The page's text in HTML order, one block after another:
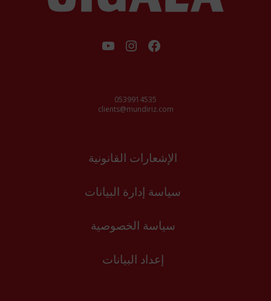
فيسبوكإنستجرام
يوتيوب
0539914535
clients@mundiriz.com
الإشعارات القانونية
سياسة إدارة البيانات
سياسة الخصوصية
إعداد البيانات